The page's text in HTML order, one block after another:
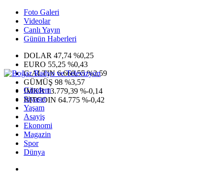
Foto Galeri
Videolar
Canlı Yayın
Günün Haberleri
DOLAR 47,74 %0,25
EURO 55,25 %0,43
G.ALTIN6.660,55 %2,59
GÜMÜŞ 98 %3,57
IMKB13.779,39 %-0,14
BITCOIN 64.775 %-0,42
Gündem
Siyaset
Yaşam
Asayiş
Ekonomi
Magazin
Spor
Dünya